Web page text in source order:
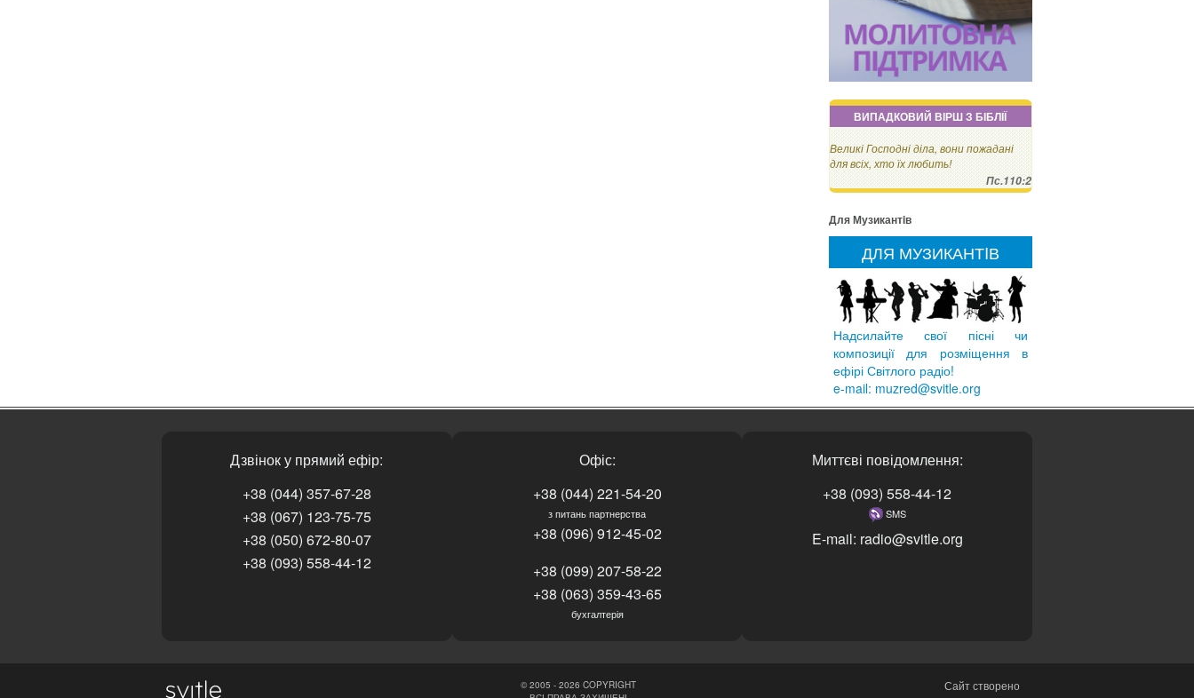
ВИПАДКОВИЙ ВІРШ З БІБЛІЇ
Великі Господні діла, вони пожадані
для всіх, хто їх любить!
Пс.110:2
Для Музикантiв
ДЛЯ МУЗИКАНТIВ
Надсилайте свої пісні чи
композиції для розміщення в
ефірі Світлого радіо!
e-mail: muzred@svitle.org
Дзвінок у прямий ефір:
+38 (044) 357-67-28
+38 (067) 123-75-75
+38 (050) 672-80-07
+38 (093) 558-44-12
Офіс:
+38 (044) 221-54-20
з питань партнерства
+38 (096) 912-45-02
+38 (099) 207-58-22
+38 (063) 359-43-65
бухгалтерія
Миттєві повідомлення:
+38 (093) 558-44-12
SMS
E-mail: radio@svitle.org
Сайт створено
© 2005 - 2026 COPYRIGHT